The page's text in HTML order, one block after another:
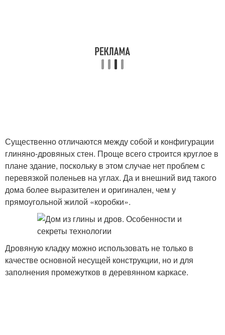
Существенно отличаются между собой и конфигурации
глиняно-дровяных стен. Проще всего строится круглое в
плане здание, поскольку в этом случае нет проблем с
перевязкой поленьев на углах. Да и внешний вид такого
дома более выразителен и оригинален, чем у
прямоугольной жилой «коробки».
Дровяную кладку можно использовать не только в
качестве основной несущей конструкции, но и для
заполнения промежутков в деревянном каркасе.